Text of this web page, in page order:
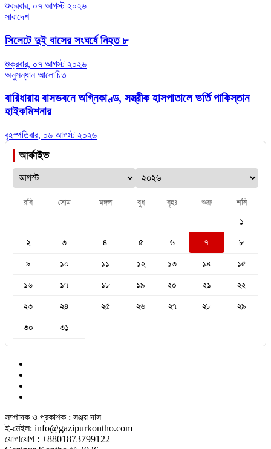
শুক্রবার, ০৭ আগস্ট ২০২৬
সারাদেশ
সিলেটে দুই বাসের সংঘর্ষে নিহত ৮
শুক্রবার, ০৭ আগস্ট ২০২৬
অনুসন্ধান আলোচিত
বারিধারায় বাসভবনে অগ্নিকাণ্ড, সস্ত্রীক হাসপাতালে ভর্তি পাকিস্তান
হাইকমিশনার
বৃহস্পতিবার, ০৬ আগস্ট ২০২৬
আর্কাইভ
রবি সোম মঙ্গল বুধ বৃহঃ শুক্র শনি
১
২
৩ ৪ ৫ ৬ ৭
৮
৯
১০ ১১ ১২ ১৩ ১৪
১৫
১৬
১৭ ১৮ ১৯ ২০ ২১
২২
২৩
২৪ ২৫ ২৬ ২৭ ২৮
২৯
৩০
৩১
সম্পাদক ও প্রকাশক : সঞ্জয় দাস
ই-মেইল: info@gazipurkontho.com
যোগাযোগ : +8801873799122